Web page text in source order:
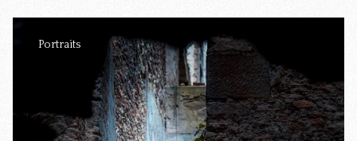
Portraits